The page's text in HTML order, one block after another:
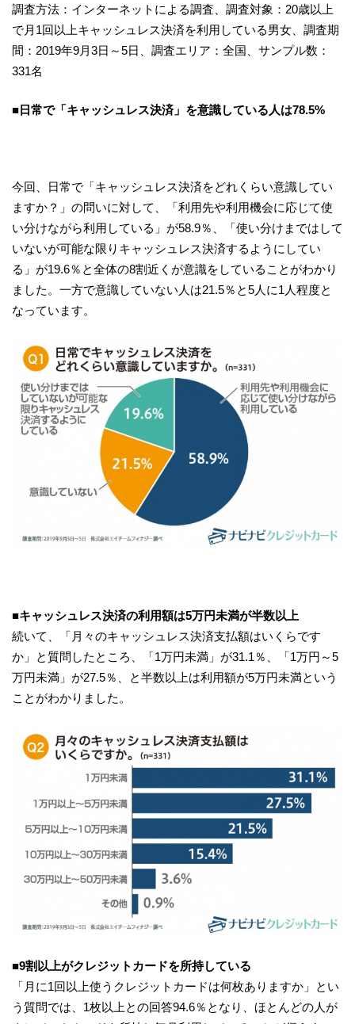
調査方法：インターネットによる調査、調査対象：20歳以上
で月1回以上キャッシュレス決済を利用している男女、調査期
間：2019年9月3日～5日、調査エリア：全国、サンプル数：
331名
■ 日常で「キャッシュレス決済」を意識している 人は78.5%
今回、日常で「キャッシュレス決済をどれくらい意識してい
ますか？」の問いに対して、「利用先や利用機会に応じて使
い分けながら利用している」が58.9％、「使い分けまではして
いないが可能な限りキャッシュレス決済するようにしてい
る」が19.6％と全体の8割近くが意識をしていることがわかり
ました。一方で意識していない人は21.5％と5人に1人程度と
なっています。
■キャッシュレス決済の利用額は5万円未満が半数以上
続いて、「月々のキャッシュレス決済支払額はいくらです
か」と質問したところ、「1万円未満」が31.1％、「1万円～5
万円未満」が27.5％、と半数以上は利用額が5万円未満という
ことがわかりました。
■9割以上がクレジットカードを所持している
「月に1回以上使うクレジットカードは何枚ありますか」とい
う質問では、1枚以上との回答94.6％となり、ほとんどの人が